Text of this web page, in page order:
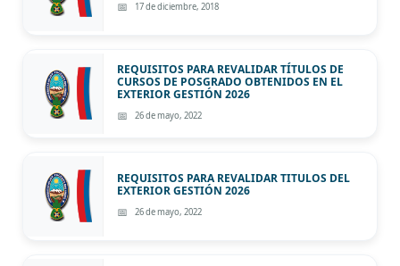
17 de diciembre, 2018
REQUISITOS PARA REVALIDAR TÍTULOS DE
CURSOS DE POSGRADO OBTENIDOS EN EL
EXTERIOR GESTIÓN 2026
26 de mayo, 2022
REQUISITOS PARA REVALIDAR TITULOS DEL
EXTERIOR GESTIÓN 2026
26 de mayo, 2022